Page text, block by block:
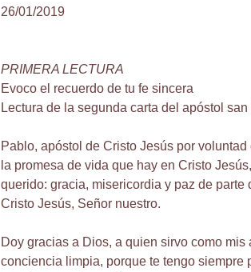
26/01/2019
PRIMERA LECTURA
Evoco el recuerdo de tu fe sincera
Lectura de la segunda carta del apóstol
Pablo, apóstol de Cristo Jesús por
la promesa de vida que hay en Cristo
querido: gracia, misericordia y paz de parte
Cristo Jesús, Señor nuestro.
Doy gracias a Dios, a quien sirvo como mis
conciencia limpia, porque te tengo siempre